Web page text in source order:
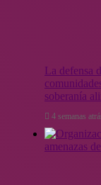
La defensa
soberanía
4 semanas